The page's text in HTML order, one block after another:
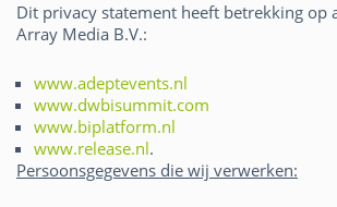
Dit privacy statement heeft betrekking op
Array Media B.V.:
www.adeptevents.nl
www.dwbisummit.com
www.biplatform.nl
www.release.nl.
Persoonsgegevens die wij verwerken: